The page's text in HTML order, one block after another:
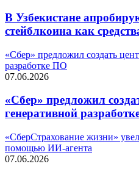
В Узбекистане
стейблкоина как
«Сбер» предложил создать
разработке ПО
07.06.2026
«Сбер» предложил
генеративной
«СберСтрахование жизни»
помощью ИИ-агента
07.06.2026